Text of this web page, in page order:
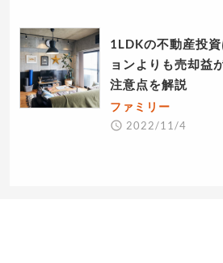
1LDKの不動産投
ョンよりも売却益
注意点を解説
ファミリー
2022/11/4